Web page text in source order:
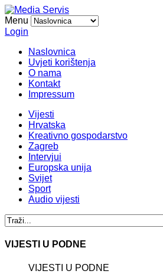
Menu
Login
Naslovnica
Uvjeti korištenja
O nama
Kontakt
Impressum
Vijesti
Hrvatska
Kreativno gospodarstvo
Zagreb
Intervjui
Europska unija
Svijet
Sport
Audio vijesti
VIJESTI U PODNE
VIJESTI U PODNE